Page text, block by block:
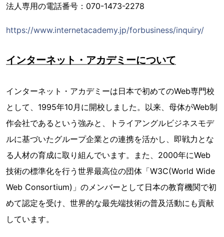
法人専用の電話番号：070-1473-2278
https://www.internetacademy.jp/forbusiness/inquiry/
インターネット・アカデミーについて
インターネット・アカデミーは日本で初めてのWeb専門校
として、1995年10月に開校しました。以来、母体がWeb制
作会社であるという強みと、トライアングルビジネスモデ
ルに基づいたグループ企業との連携を活かし、即戦力とな
る人材の育成に取り組んでいます。また、2000年にWeb
技術の標準化を行う世界最高位の団体「W3C(World Wide
Web Consortium)」のメンバーとして日本の教育機関で初
めて認定を受け、世界的な最先端技術の普及活動にも貢献
しています。